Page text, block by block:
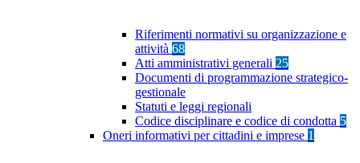
Riferimenti normativi su organizzazione e
attività 68
Atti amministrativi generali 25
Documenti di programmazione strategico-
gestionale
Statuti e leggi regionali
Codice disciplinare e codice di condotta 5
Oneri informativi per cittadini e imprese 1